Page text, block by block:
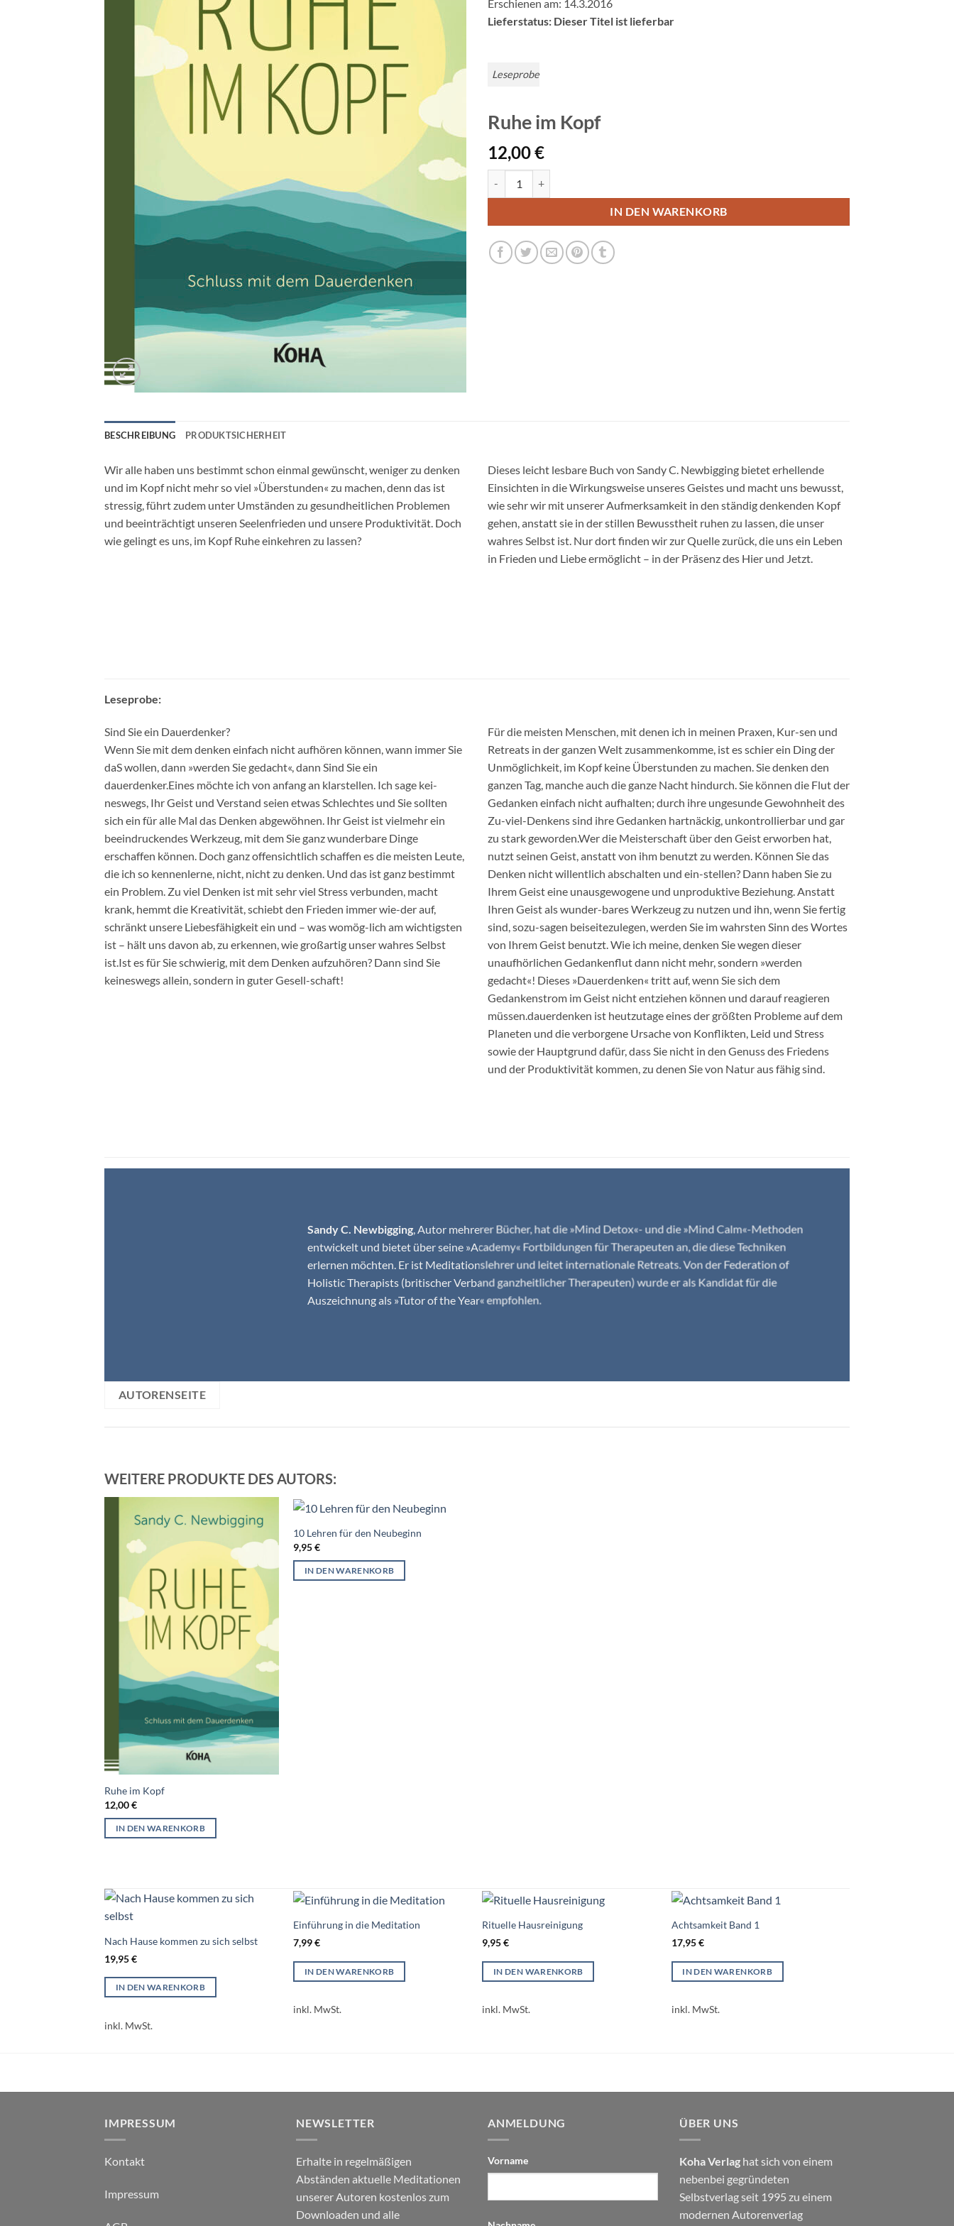
Erschienen am: 14.3.2016
Lieferstatus: Dieser Titel ist lieferbar
Leseprobe
Ruhe im Kopf
12,00€
IN DEN WARENKORB
BESCHREIBUNG PRODUKTSICHERHEIT
Wir alle haben uns bestimmt schon einmal gewünscht, weniger zu denken
und im Kopf nicht mehr so viel »Überstunden« zu machen, denn das ist
stressig, führt zudem unter Umständen zu gesundheitlichen Problemen
und beeinträchtigt unseren Seelenfrieden und unsere Produktivität. Doch
wie gelingt es uns, im Kopf Ruhe einkehren zu lassen?
Dieses leicht lesbare Buch von Sandy C. Newbigging bietet erhellende
Einsichten in die Wirkungsweise unseres Geistes und macht uns bewusst,
wie sehr wir mit unserer Aufmerksamkeit in den ständig denkenden Kopf
gehen, anstatt sie in der stillen Bewusstheit ruhen zu lassen, die unser
wahres Selbst ist. Nur dort finden wir zur Quelle zurück, die uns ein Leben
in Frieden und Liebe ermöglicht – in der Präsenz des Hier und Jetzt.
Leseprobe:
Sind Sie ein Dauerdenker?
Wenn Sie mit dem denken einfach nicht aufhören können, wann immer Sie
daS wollen, dann »werden Sie gedacht«, dann Sind Sie ein
dauerdenker.Eines möchte ich von anfang an klarstellen. Ich sage kei-
neswegs, Ihr Geist und Verstand seien etwas Schlechtes und Sie sollten
sich ein für alle Mal das Denken abgewöhnen. Ihr Geist ist vielmehr ein
beeindruckendes Werkzeug, mit dem Sie ganz wunderbare Dinge
erschaffen können. Doch ganz offensichtlich schaffen es die meisten Leute,
die ich so kennenlerne, nicht, nicht zu denken. Und das ist ganz bestimmt
ein Problem. Zu viel Denken ist mit sehr viel Stress verbunden, macht
krank, hemmt die Kreativität, schiebt den Frieden immer wie-der auf,
schränkt unsere Liebesfähigkeit ein und – was womög-lich am wichtigsten
ist – hält uns davon ab, zu erkennen, wie großartig unser wahres Selbst
ist.Ist es für Sie schwierig, mit dem Denken aufzuhören? Dann sind Sie
keineswegs allein, sondern in guter Gesell-schaft!
Für die meisten Menschen, mit denen ich in meinen Praxen, Kur-sen und
Retreats in der ganzen Welt zusammenkomme, ist es schier ein Ding der
Unmöglichkeit, im Kopf keine Überstunden zu machen. Sie denken den
ganzen Tag, manche auch die ganze Nacht hindurch. Sie können die Flut der
Gedanken einfach nicht aufhalten; durch ihre ungesunde Gewohnheit des
Zu-viel-Denkens sind ihre Gedanken hartnäckig, unkontrollierbar und gar
zu stark geworden.Wer die Meisterschaft über den Geist erworben hat,
nutzt seinen Geist, anstatt von ihm benutzt zu werden. Können Sie das
Denken nicht willentlich abschalten und ein-stellen? Dann haben Sie zu
Ihrem Geist eine unausgewogene und unproduktive Beziehung. Anstatt
Ihren Geist als wunder-bares Werkzeug zu nutzen und ihn, wenn Sie fertig
sind, sozu-sagen beiseitezulegen, werden Sie im wahrsten Sinn des Wortes
von Ihrem Geist benutzt. Wie ich meine, denken Sie wegen dieser
unaufhörlichen Gedankenflut dann nicht mehr, sondern »werden
gedacht«! Dieses »Dauerdenken« tritt auf, wenn Sie sich dem
Gedankenstrom im Geist nicht entziehen können und darauf reagieren
müssen.dauerdenken ist heutzutage eines der größten Probleme auf dem
Planeten und die verborgene Ursache von Konflikten, Leid und Stress
sowie der Hauptgrund dafür, dass Sie nicht in den Genuss des Friedens
und der Produktivität kommen, zu denen Sie von Natur aus fähig sind.
Sandy C. Newbigging, Autor mehrerer Bücher, hat die »Mind Detox«- und die »Mind Calm«-Methoden
entwickelt und bietet über seine »Academy« Fortbildungen für Therapeuten an, die diese Techniken
erlernen möchten. Er ist Meditationslehrer und leitet internationale Retreats. Von der Federation of
Holistic Therapists (britischer Verband ganzheitlicher Therapeuten) wurde er als Kandidat für die
Auszeichnung als »Tutor of the Year« empfohlen.
AUTORENSEITE
WEITERE PRODUKTE DES AUTORS:
Ruhe im Kopf
12,00€
IN DEN WARENKORB
10 Lehren für den Neubeginn
9,95€
IN DEN WARENKORB
Nach Hause kommen zu sich selbst
19,95€
IN DEN WARENKORB
inkl. MwSt.
Einführung in die Meditation
7,99€
IN DEN WARENKORB
inkl. MwSt.
Rituelle Hausreinigung
9,95€
IN DEN WARENKORB
inkl. MwSt.
Achtsamkeit Band 1
17,95€
IN DEN WARENKORB
inkl. MwSt.
IMPRESSUM
Kontakt
Impressum
NEWSLETTER
Erhalte in regelmäßigen
Abständen aktuelle Meditationen
unserer Autoren kostenlos zum
Downloaden und alle
ANMELDUNG
Vorname
ÜBER UNS
Koha Verlag hat sich von einem
nebenbei gegründeten
Selbstverlag seit 1995 zu einem
modernen Autorenverlag